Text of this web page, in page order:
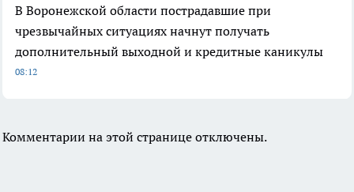
В Воронежской области пострадавшие при
чрезвычайных ситуациях начнут получать
дополнительный выходной и кредитные каникулы
08:12
Комментарии на этой странице отключены.